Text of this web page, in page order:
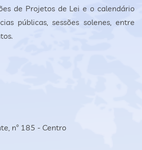
de Projetos de Lei e o calendário
públicas, sessões solenes, entre
nº 185 - Centro